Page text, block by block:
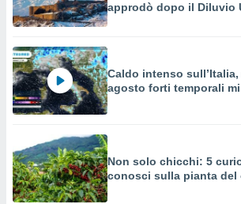
approdò dopo il Diluvio
Caldo intenso
agosto forti temporali
Non solo chicchi: 5
conosci sulla pianta del